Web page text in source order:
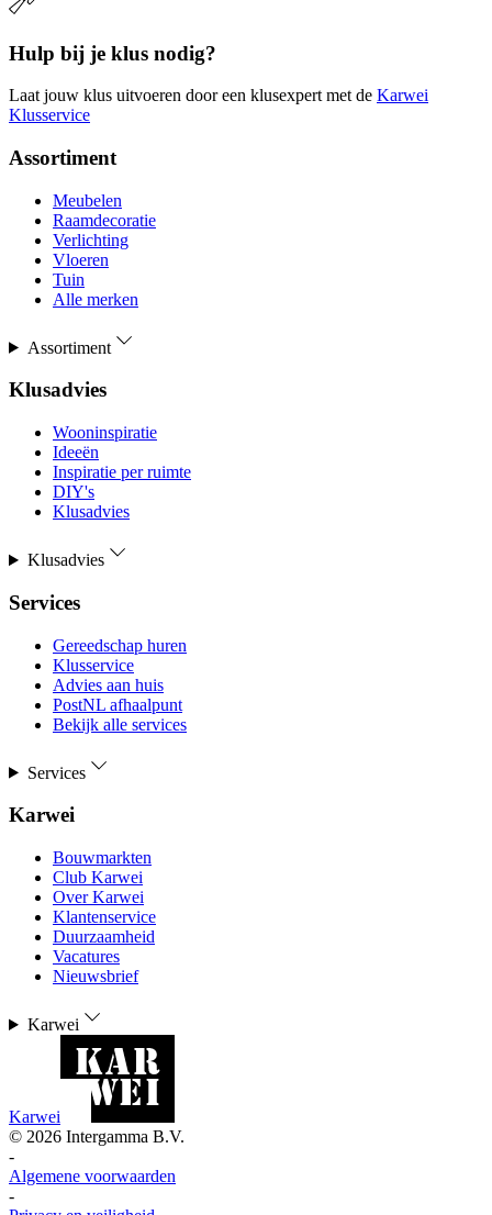
Hulp bij je klus nodig?
Laat jouw klus uitvoeren door een klusexpert met de Karwei
Klusservice
Assortiment
Meubelen
Raamdecoratie
Verlichting
Vloeren
Tuin
Alle merken
Assortiment
Klusadvies
Wooninspiratie
Ideeën
Inspiratie per ruimte
DIY's
Klusadvies
Klusadvies
Services
Gereedschap huren
Klusservice
Advies aan huis
PostNL afhaalpunt
Bekijk alle services
Services
Karwei
Bouwmarkten
Club Karwei
Over Karwei
Klantenservice
Duurzaamheid
Vacatures
Nieuwsbrief
Karwei
Karwei
© 2026 Intergamma B.V.
-
Algemene voorwaarden
-